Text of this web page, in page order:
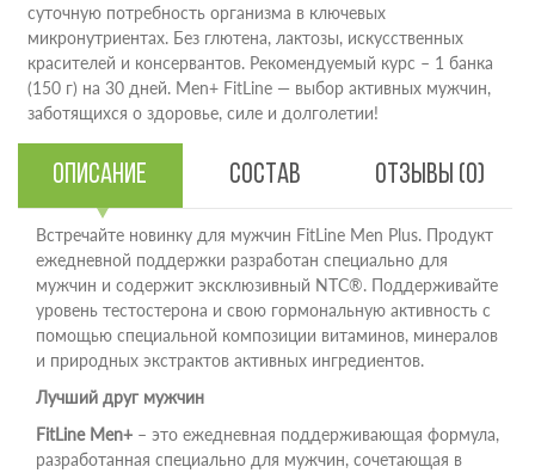
суточную потребность организма в ключевых
микронутриентах. Без глютена, лактозы, искусственных
красителей и консервантов. Рекомендуемый курс – 1 банка
(150 г) на 30 дней. Men+ FitLine — выбор активных мужчин,
заботящихся о здоровье, силе и долголетии!
Описание Состав Отзывы (0)
Встречайте новинку для мужчин FitLine Men Plus. Продукт
ежедневной поддержки разработан специально для
мужчин и содержит эксклюзивный NTC®. Поддерживайте
уровень тестостерона и свою гормональную активность с
помощью специальной композиции витаминов, минералов
и природных экстрактов активных ингредиентов.
Лучший друг мужчин
FitLine Men+ – это ежедневная поддерживающая формула,
разработанная специально для мужчин, сочетающая в